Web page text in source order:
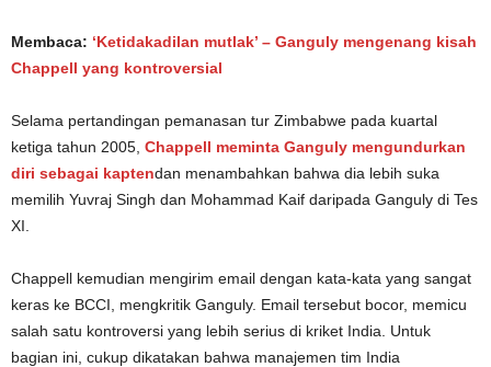
Membaca: ‘Ketidakadilan mutlak’ – Ganguly mengenang kisah
Chappell yang kontroversial
Selama pertandingan pemanasan tur Zimbabwe pada kuartal
ketiga tahun 2005, Chappell meminta Ganguly mengundurkan
diri sebagai kaptendan menambahkan bahwa dia lebih suka
memilih Yuvraj Singh dan Mohammad Kaif daripada Ganguly di Tes
XI.
Chappell kemudian mengirim email dengan kata-kata yang sangat
keras ke BCCI, mengkritik Ganguly. Email tersebut bocor, memicu
salah satu kontroversi yang lebih serius di kriket India. Untuk
bagian ini, cukup dikatakan bahwa manajemen tim India